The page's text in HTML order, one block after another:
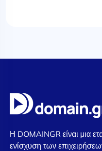
Η DOMAINGR είναι μια
ενίσχυση των